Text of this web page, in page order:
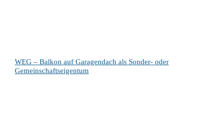
WEG – Balkon auf Garagendach als Sonder- oder
Gemeinschaftseigentum